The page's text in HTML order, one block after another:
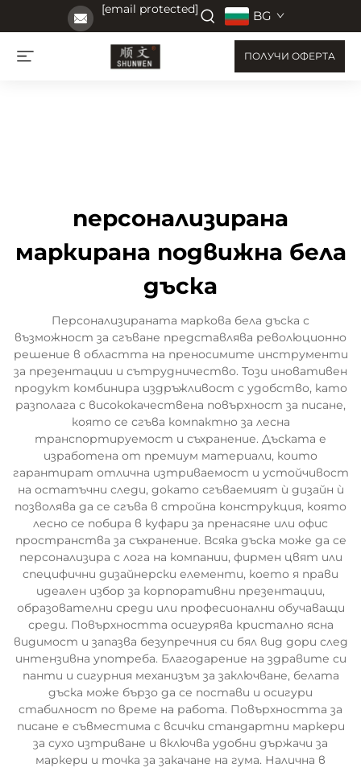
[email protected] BG
ПОЛУЧИ ОФЕРТА
персонализирана
маркирана подвижна бела
дъска
Персонализираната маркова бела дъска с
възможност за сгъване представлява революционно
решение в областта на преносимите инструменти
за презентации и сътрудничество. Този иновативен
продукт комбинира издръжливост с удобство, като
разполага с висококачествена повърхност за писане,
която се сгъва компактно за лесна
транспортируемост и съхранение. Дъската е
изработена от премиум материали, които
гарантират отлична изтриваемост и устойчивост
на остатъчни следи, докато сгъваемият ѝ дизайн ѝ
позволява да се сгъва в стройна конструкция, която
лесно се побира в куфари за пренасяне или офис
пространства за съхранение. Всяка дъска може да се
персонализира с лога на компании, фирмен цвят или
специфични дизайнерски елементи, което я прави
идеален избор за корпоративни презентации,
образователни среди или професионални обучаващи
среди. Повърхността осигурява кристално ясна
видимост и запазва безупречния си бял вид дори след
интензивна употреба. Благодарение на здравите си
панти и сигурния механизъм за заключване, белата
дъска може бързо да се постави и осигури
стабилност по време на работа. Повърхността за
писане е съвместима с всички стандартни маркери
за сухо изтриване и включва удобни държачи за
маркери и точка за закачане на гума. Налична в